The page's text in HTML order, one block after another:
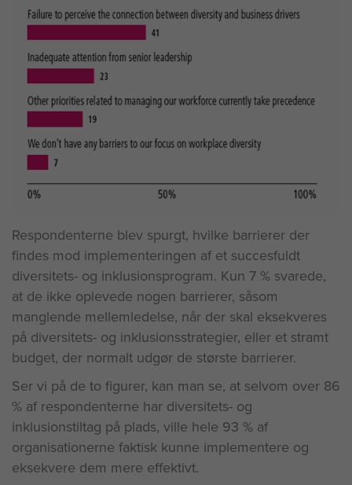
Respondenterne blev spurgt, hvilke barrierer der
findes mod implementeringen af et succesfuldt
diversitets- og inklusionsprogram. Kun 7 % svarede,
at de ikke oplevede nogen barrierer, såsom
manglende mellemledelse, når der skal eksekveres
på diversitets- og inklusionsstrategier, eller et stramt
budget, der normalt udgør de største barrierer.
Ser vi på de to figurer, kan man se, at selvom over 86
% af respondenterne har diversitets- og
inklusionstiltag på plads, ville hele 93 % af
organisationerne faktisk kunne implementere og
eksekvere dem mere effektivt.